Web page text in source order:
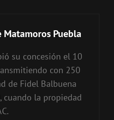
Matamoros Puebla
su concesión el 10
con 250
de Fidel Balbuena
cuando la propiedad